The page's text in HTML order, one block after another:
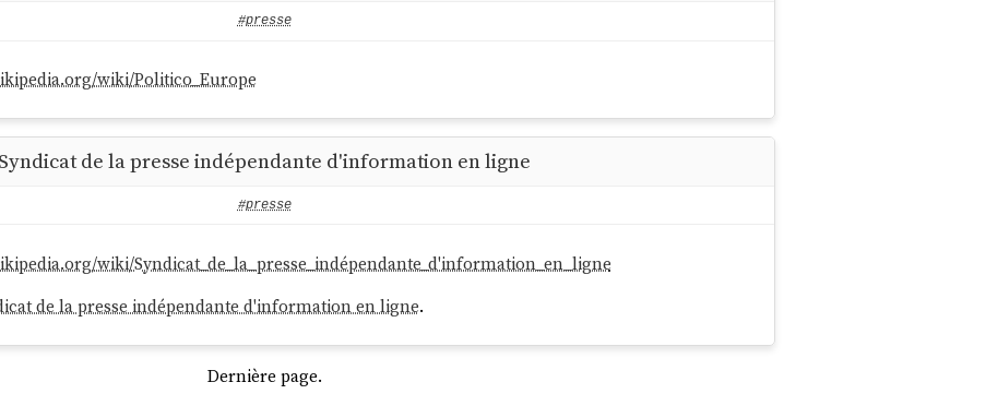
#presse
wiki/Politico_Europe
Syndicat de la presse indépendante d'information en ligne
#presse
wiki/Syndicat_de_la_presse_indépendante_d'information_en_ligne
de la presse indépendante d'information en ligne.
Dernière page.